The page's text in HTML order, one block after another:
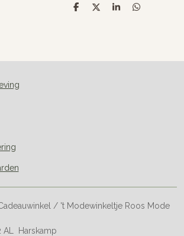
D
D
S
D
/ 't Modewinkeltje Roos Mode
AL Harskamp